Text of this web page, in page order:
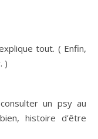
tout. ( Enfin,
)
un psy au
histoire d’être